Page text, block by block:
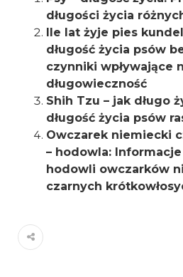
długości życia
Ile lat żyje pies
długość życia psów
czynniki wpływające
długowieczność
Shih Tzu – jak długo
długość życia psów
Owczarek niemiecki
– hodowla:
hodowli owczarków
czarnych